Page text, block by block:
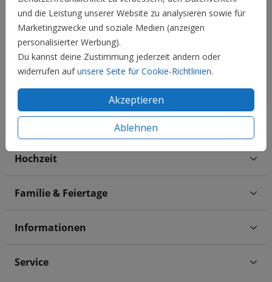
und die Leistung unserer Website zu analysieren sowie für
Marketingzwecke und soziale Medien (anzeigen
personalisierter Werbung).
Du kannst deine Zustimmung jederzeit ändern oder
widerrufen aufunsere Seite für Cookie-Richtlinien.
Akzeptieren
Ablehnen
Hochzeit
Familie & Feiertage
Informationen
Service